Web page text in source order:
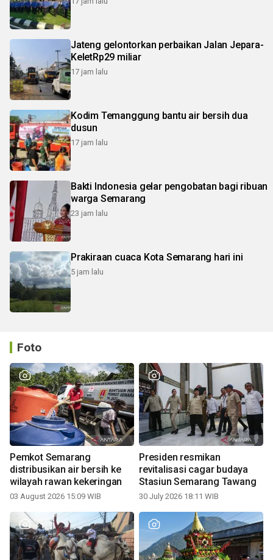
Jateng gelontorkan perbaikan Jalan Jepara-
KeletRp29 miliar
17 jam lalu
Kodim Temanggung bantu air bersih dua
dusun
17 jam lalu
Bakti Indonesia gelar pengobatan bagi ribuan
warga Semarang
23 jam lalu
Prakiraan cuaca Kota Semarang hari ini
5 jam lalu
Foto
Pemkot Semarang
distribusikan air bersih ke
wilayah rawan kekeringan
03 August 2026 15:09 WIB
Presiden resmikan
revitalisasi cagar budaya
Stasiun Semarang Tawang
30 July 2026 18:11 WIB